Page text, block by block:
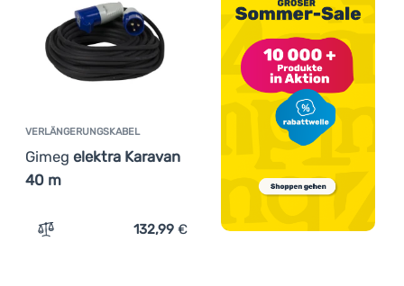
VERLÄNGERUNGSKABEL
Gimeg elektra Karavan
40 m
Zum Vergleich 'Verlängerungskabel Gimeg elektra
132,99 €